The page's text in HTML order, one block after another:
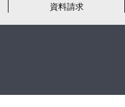
資料請求